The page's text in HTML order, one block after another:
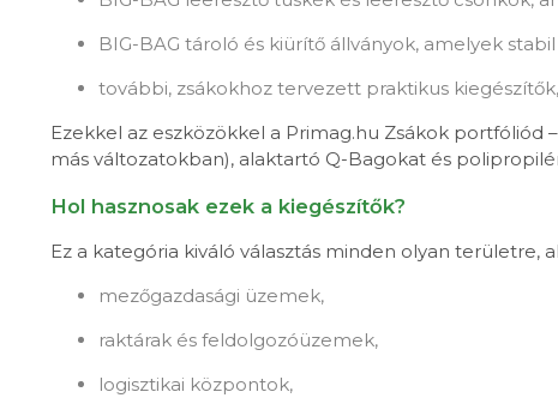
BIG-BAG tároló és kiürítő állványok, amelyek
további, zsákokhoz tervezett praktikus
Ezekkel az eszközökkel a Primag.hu Zsákok
más változatokban), alaktartó Q-Bagokat és
Hol hasznosak ezek a kiegészítők?
Ez a kategória kiváló választás minden olyan területre,
mezőgazdasági üzemek,
raktárak és feldolgozóüzemek,
logisztikai központok,